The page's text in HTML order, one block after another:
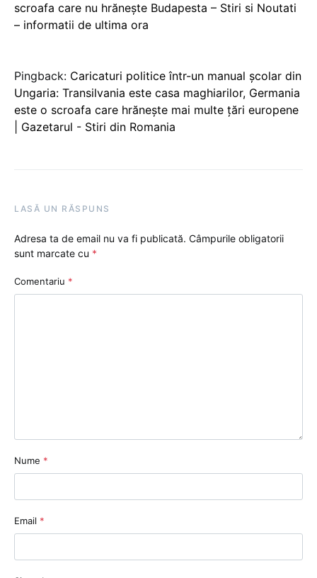
scroafa care nu hrănește Budapesta – Stiri si Noutati
– informatii de ultima ora
Pingback: Caricaturi politice într-un manual școlar din
Ungaria: Transilvania este casa maghiarilor, Germania
este o scroafa care hrănește mai multe țări europene
| Gazetarul - Stiri din Romania
LASĂ UN RĂSPUNS
Adresa ta de email nu va fi publicată. Câmpurile obligatorii
sunt marcate cu *
Comentariu *
Nume *
Email *